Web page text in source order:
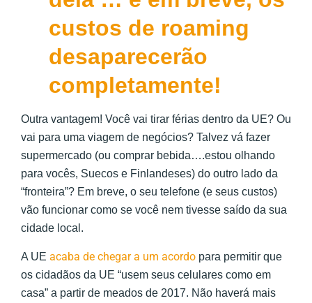
custos de roaming
desaparecerão
completamente!
Outra vantagem! Você vai tirar férias dentro da UE? Ou
vai para uma viagem de negócios? Talvez vá fazer
supermercado (ou comprar bebida….estou olhando
para vocês, Suecos e Finlandeses) do outro lado da
“fronteira”? Em breve, o seu telefone (e seus custos)
vão funcionar como se você nem tivesse saído da sua
cidade local.
A UE acaba de chegar a um acordo para permitir que
os cidadãos da UE “usem seus celulares como em
casa” a partir de meados de 2017. Não haverá mais